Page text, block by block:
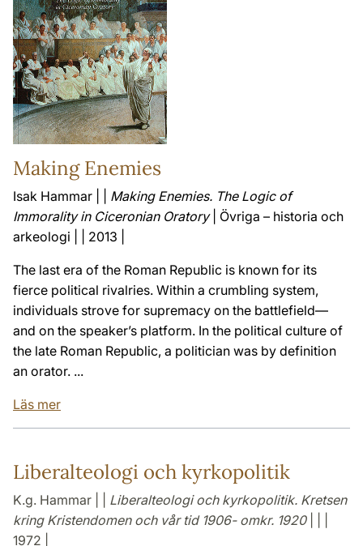
Making Enemies
Isak Hammar | | Making Enemies. The Logic of
Immorality in Ciceronian Oratory| Övriga – historia och
arkeologi | | 2013 |
The last era of the Roman Republic is known for its
fierce political rivalries. Within a crumbling system,
individuals strove for supremacy on the battlefield—
and on the speaker’s platform. In the political culture of
the late Roman Republic, a politician was by definition
an orator. ...
Läs mer
Liberalteologi och kyrkopolitik
K.g. Hammar | | Liberalteologi och kyrkopolitik. Kretsen
kring Kristendomen och vår tid 1906- omkr. 1920| | |
1972 |